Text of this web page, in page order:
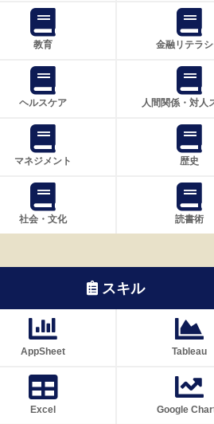
教育 金融リテラ
ヘルスケア 人間関係・対人
マネジメント 歴史
社会・文化 読書術
スキル
AppSheet Tableau
Excel Google